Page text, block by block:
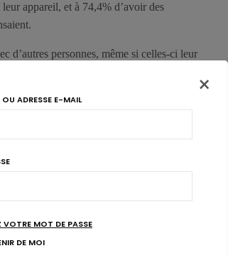
appareil, et à 74,4% d’avoir des
d’autres personnes, même si celles-ci leur
par leurs parents de l’utiliser à table,
pour aller sur les réseaux
par un manque de confiance en soi. En
une certaine reconnaissance (via
sur ses amis, risquer de manquer des
de reliance, de contact. La
×
ADRESSE E-MAIL
VOTRE MOT DE PASSE
DE MOI